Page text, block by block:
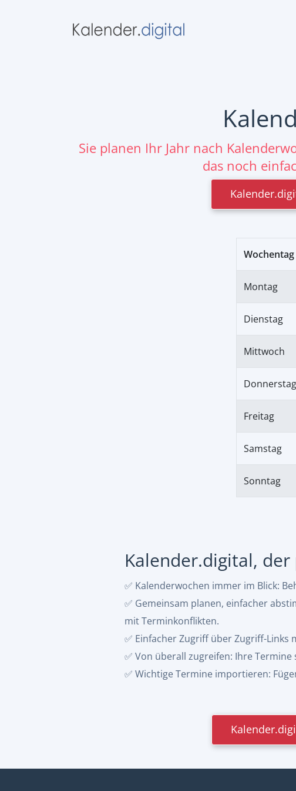
Sie planen Ihr Jahr nach
das noch
Wochentag
Montag
Dienstag
Mittwoch
Donnerstag
Freitag
Samstag
Sonntag
Kalender.digital,
✅ Kalenderwochen immer im Blick:
✅ Gemeinsam planen, einfacher
mit Terminkonflikten.
✅ Einfacher Zugriff über Zugriff-
✅ Von überall zugreifen: Ihre
✅ Wichtige Termine importieren: